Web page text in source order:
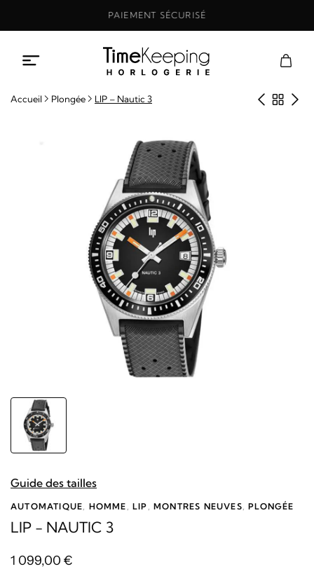
PAIEMENT SÉCURISÉ
Accueil Plongée LIP – Nautic 3
Guide des tailles
AUTOMATIQUE HOMME ,LIP ,MONTRES NEUVES ,PLONGÉE
LIP - NAUTIC 3
1 099,00 €